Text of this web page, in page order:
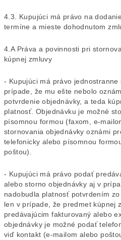
4.3. Kupujúci má právo na
termíne a mieste dohodnutom
4.A Práva a povinnosti pri
kúpnej zmluvy
- Kupujúci má právo
prípade, že mu ešte nebolo
potvrdenie objednávky, a teda
platnosť. Objednávku je možné
písomnou formou (faxom, e-
stornovania objednávky oznámi
telefonicky alebo písomnou
poštou).
- Kupujúci má právo podať
alebo storno objednávky aj v
nadobudla platnosť potvrdením
len v prípade, že predmet kúpnej
predávajúcim fakturovaný alebo
objednávky je možné podať
viď kontakt (e-mailom alebo